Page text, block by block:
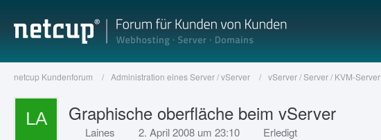
netcup Kundenforum Administration eines Server / vServer vServer / Server / KVM-Server
Graphische oberfläche beim vServer
Laines 2. April 2008 um 23:10 Erledigt